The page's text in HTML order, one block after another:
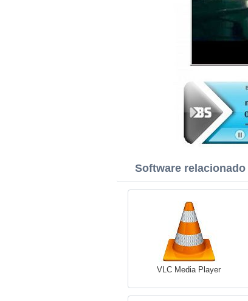
Software relacionado
VLC Media Player